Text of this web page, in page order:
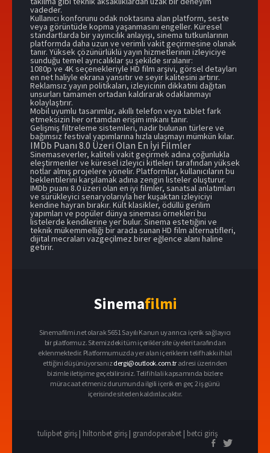
vadeder.
Kullanıcı konforunu odak noktasına alan platform, seste
veya görüntüde kopma yaşanmasını engeller. Küresel
standartlarda bir yayıncılık anlayışı, sinema tutkunlarının
platformda daha uzun ve verimli vakit geçirmesine olanak
tanır. Yüksek çözünürlüklü yayın hizmetlerinin izleyiciye
sunduğu temel ayrıcalıklar şu şekilde sıralanır:
1080p ve 4K seçenekleriyle HD film arşivi, görsel detayları
en net haliyle ekrana yansıtır ve seyir kalitesini artırır.
Reklamsız yayın politikaları, izleyicinin dikkatini dağıtan
unsurları tamamen ortadan kaldırarak odaklanmayı
kolaylaştırır.
Mobil uyumlu tasarımlar, akıllı telefon veya tablet fark
etmeksizin her ortamdan erişim imkanı tanır.
Gelişmiş filtreleme sistemleri, nadir bulunan türlere ve
bağımsız festival yapımlarına hızla ulaşmayı mümkün kılar.
IMDb Puanı 8.0 Üzeri Olan En İyi Filmler
Sinemaseverler, kaliteli vakit geçirmek adına çoğunlukla
eleştirmenler ve küresel izleyici kitleleri tarafından yüksek
notlar almış projelere yönelir. Platformlar, kullanıcıların bu
beklentilerini karşılamak adına zengin listeler oluşturur.
IMDb puanı 8.0 üzeri olan en iyi filmler, sanatsal anlatımları
ve sürükleyici senaryolarıyla her kuşaktan izleyiciyi
kendine hayran bırakır. Kült klasikler, ödüllü gerilim
yapımları ve popüler dünya sineması örnekleri bu
listelerde kendilerine yer bulur. Sinema estetiğini ve
teknik mükemmelliği bir arada sunan HD film alternatifleri,
dijital mecraları vazgeçilmez birer eğlence alanı haline
getirir.
Sinemafilmi
Sinemafilmi.net olarak 5651 Sayılı Kanun uyarınca içerik sağlayıcı
bir platformuz. Sitemizdeki tüm içerikler site üyeleri tarafından
eklenmektedir. Platformumuzda yer alan içeriklerin telif hakkı ihlal
ettiğini düşünüyorsanızdergi@outlook.com.tr adresi üzerinden
bizimle iletişime geçebilirsiniz. Telif ihlali kapsamında bizlere
müracaat etmeniz durumunda ilgili içerik en geç 2 iş günü
içerisinde siteden kaldırılacaktır.
tulipbet giriş | hiltonbet giriş | grandoperabet | betci giriş